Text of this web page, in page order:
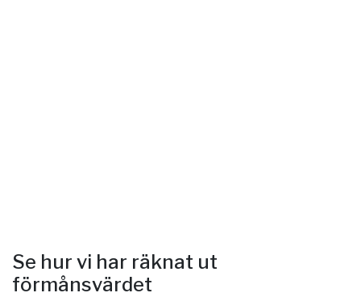
Se hur vi har räknat ut
förmånsvärdet